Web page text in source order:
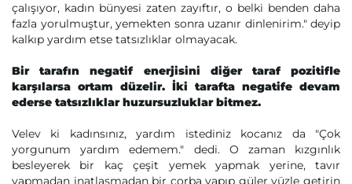
çalışıyor, kadın bünyesi zaten zayıftır, o belki benden daha
fazla yorulmuştur, yemekten sonra uzanır dinlenirim." deyip
kalkıp yardım etse tatsızlıklar olmayacak.
Bir tarafın negatif enerjisini diğer taraf pozitifle
karşılarsa ortam düzelir. İki tarafta negatife devam
ederse tatsızlıklar huzursuzluklar bitmez.
Velev ki kadınsınız, yardım istediniz kocanız da "Çok
yorgunum yardım edemem." dedi. O zaman kızgınlık
besleyerek bir kaç çeşit yemek yapmak yerine, tavır
yapmadan inatlaşmadan bir çorba yapıp güler yüzle getirin